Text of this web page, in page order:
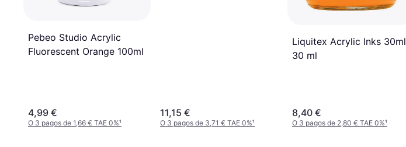
Pebeo Studio Acrylic
Fluorescent Orange 100ml
4,99 €
O 3 pagos de 1,66 € TAE 0%¹
11,15 €
O 3 pagos de 3,71 € TAE 0%¹
Liquitex Acrylic Inks 30ml
30 ml
8,40 €
O 3 pagos de 2,80 € TAE 0%¹